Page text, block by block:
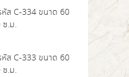
หัส C-334 ขนาด 60
ซ.ม.
หัส C-333 ขนาด 60
ซ.ม.